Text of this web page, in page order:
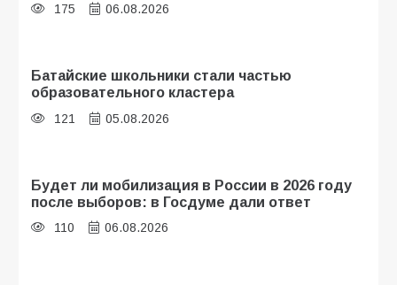
175 06.08.2026
Батайские школьники стали частью
образовательного кластера
121 05.08.2026
Будет ли мобилизация в России в 2026 году
после выборов: в Госдуме дали ответ
110 06.08.2026